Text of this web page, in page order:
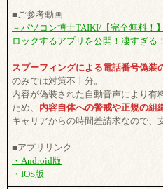
■ご参考動画
－パソコン博士TAIKI/【完全無料！
ロックするアプリを公開！凄すぎる
スプーフィングによる電話番号偽装
のみでは対策不十分。
内容が偽装された自動音声により有
ため、 内容自体への警戒や正規の組
キャリアからの時間差請求なので、
■アプリリンク
・Android版
・IOS版